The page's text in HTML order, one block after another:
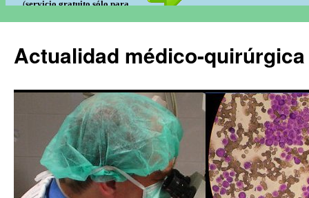
Actualidad médico-